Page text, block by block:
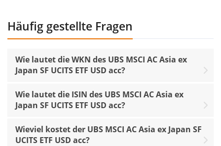
Häufig gestellte Fragen
Wie lautet die WKN des UBS MSCI AC Asia ex
Japan SF UCITS ETF USD acc?
Wie lautet die ISIN des UBS MSCI AC Asia ex
Japan SF UCITS ETF USD acc?
Wieviel kostet der UBS MSCI AC Asia ex Japan SF
UCITS ETF USD acc?